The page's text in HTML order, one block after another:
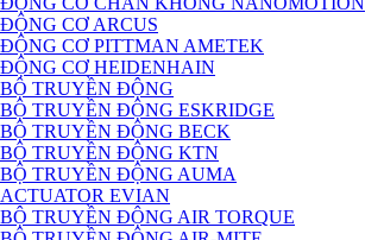
ĐỘNG CƠ ARCUS
ĐỘNG CƠ PITTMAN AMETEK
ĐỘNG CƠ HEIDENHAIN
BỘ TRUYỀN ĐỘNG
BỘ TRUYỀN ĐỘNG ESKRIDGE
BỘ TRUYỀN ĐỘNG BECK
BỘ TRUYỀN ĐỘNG KTN
BỘ TRUYỀN ĐỘNG AUMA
ACTUATOR EVIAN
BỘ TRUYỀN ĐỘNG AIR TORQUE